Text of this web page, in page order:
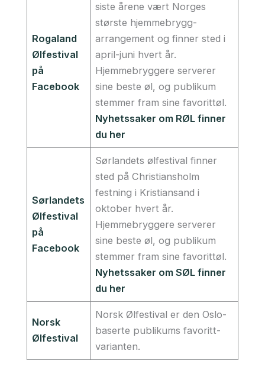
Rogaland
Ølfestival
på
Facebook
siste årene vært Norges
største hjemmebrygg-
arrangement og finner sted i
april-juni hvert år.
Hjemmebryggere serverer
sine beste øl, og publikum
stemmer fram sine favorittøl.
Nyhetssaker om RØL finner
du her
Sørlandets
Ølfestival
på
Facebook
Sørlandets ølfestival finner
sted på Christiansholm
festning i Kristiansand i
oktober hvert år.
Hjemmebryggere serverer
sine beste øl, og publikum
stemmer fram sine favorittøl.
Nyhetssaker om SØL finner
du her
Norsk
Ølfestival
Norsk Ølfestival er den Oslo-
baserte publikums favoritt-
varianten.